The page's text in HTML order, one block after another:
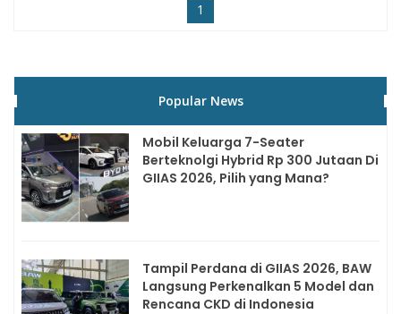
1
Popular News
Mobil Keluarga 7-Seater
Berteknolgi Hybrid Rp 300 Jutaan Di
GIIAS 2026, Pilih yang Mana?
Tampil Perdana di GIIAS 2026, BAW
Langsung Perkenalkan 5 Model dan
Rencana CKD di Indonesia